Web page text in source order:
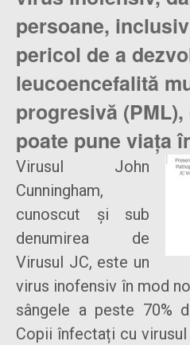
persoane,
pericol de a
leucoencefalită
progresivă
poate pune viața
Virusul John
Cunningham,
cunoscut și sub
denumirea de
Virusul JC, este un
virus inofensiv în mod
sângele a peste 70%
Copii înfectați cu